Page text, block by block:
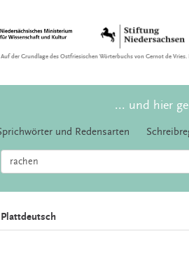
Auf der Grundlage des Ostfriesischen Wörterbuchs von Gernot de
... und hier
und Redensarten
Plattdeutsch